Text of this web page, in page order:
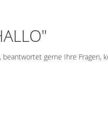
gerne Ihre Fragen,